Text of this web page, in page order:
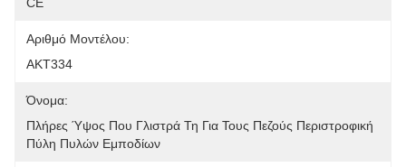
Αριθμό Μοντέλου:
AKT334
Όνομα:
Πλήρες Ύψος Που Γλιστρά Τη Για Τους Πεζούς Περιστροφική
Πύλη Πυλών Εμποδίων